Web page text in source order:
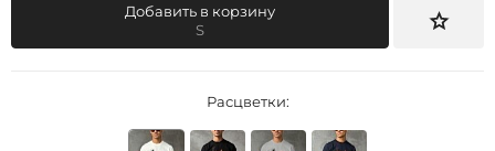
Добавить в корзину
S
Расцветки: